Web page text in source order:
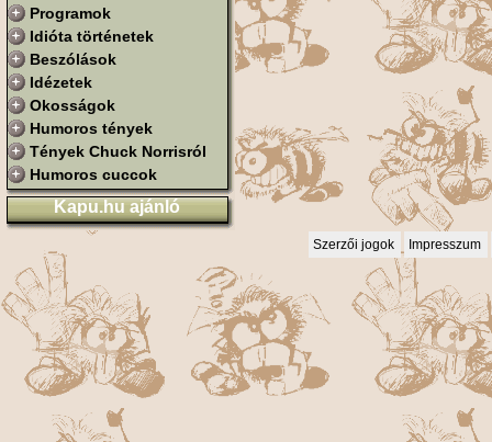
Programok
Idióta történetek
Beszólások
Idézetek
Okosságok
Humoros tények
Tények Chuck Norrisról
Humoros cuccok
Kapu.hu ajánló
Szerzői jogok Impresszum